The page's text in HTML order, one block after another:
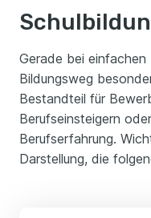
Gerade bei
Bildungsweg
Bestandteil für
Berufseinsteigern
Berufserfahrung.
Darstellung, die